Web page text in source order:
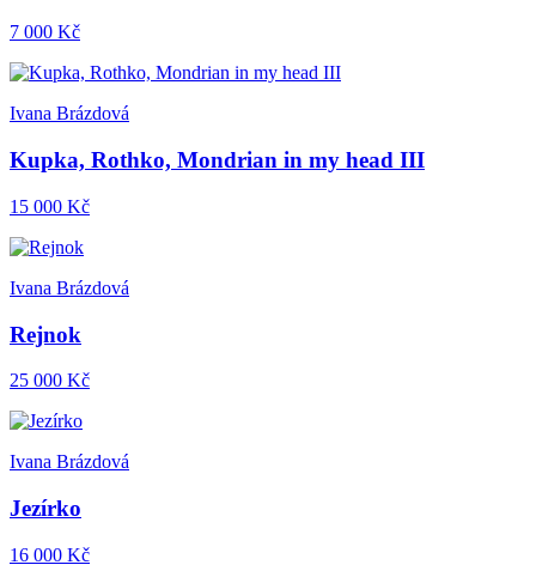
7 000 Kč
Ivana Brázdová
Kupka, Rothko, Mondrian in my head III
15 000 Kč
Ivana Brázdová
Rejnok
25 000 Kč
Ivana Brázdová
Jezírko
16 000 Kč